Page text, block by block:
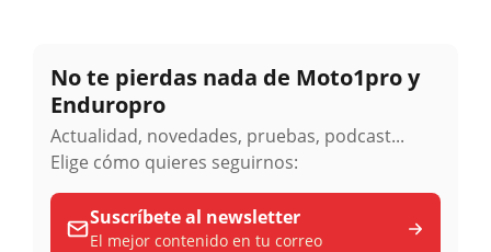
No te pierdas nada de Moto1pro y
Enduropro
Actualidad, novedades, pruebas, podcast...
Elige cómo quieres seguirnos:
Suscríbete al newsletter
El mejor contenido en tu correo